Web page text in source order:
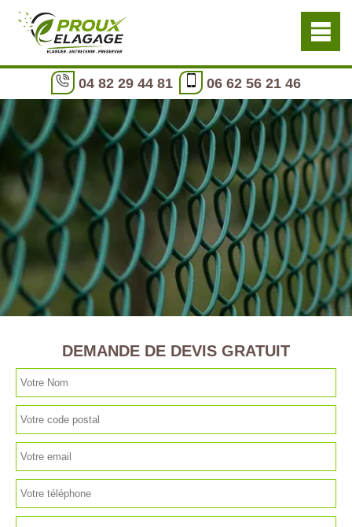
04 82 29 44 81 06 62 56 21 46
DEMANDE DE DEVIS GRATUIT